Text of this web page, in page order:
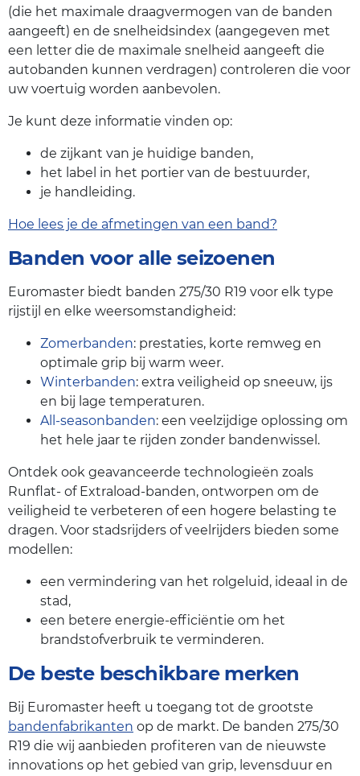
(die het maximale draagvermogen van de banden
aangeeft) en de snelheidsindex (aangegeven met
een letter die de maximale snelheid aangeeft die
autobanden kunnen verdragen) controleren die voor
uw voertuig worden aanbevolen.
Je kunt deze informatie vinden op:
de zijkant van je huidige banden,
het label in het portier van de bestuurder,
je handleiding.
Hoe lees je de afmetingen van een band?
Banden voor alle seizoenen
Euromaster biedt banden 275/30 R19 voor elk type
rijstijl en elke weersomstandigheid:
Zomerbanden: prestaties, korte remweg en
optimale grip bij warm weer.
Winterbanden: extra veiligheid op sneeuw, ijs
en bij lage temperaturen.
All-seasonbanden: een veelzijdige oplossing om
het hele jaar te rijden zonder bandenwissel.
Ontdek ook geavanceerde technologieën zoals
Runflat- of Extraload-banden, ontworpen om de
veiligheid te verbeteren of een hogere belasting te
dragen. Voor stadsrijders of veelrijders bieden some
modellen:
een vermindering van het rolgeluid, ideaal in de
stad,
een betere energie-efficiëntie om het
brandstofverbruik te verminderen.
De beste beschikbare merken
Bij Euromaster heeft u toegang tot de grootste
bandenfabrikanten op de markt. De banden 275/30
R19 die wij aanbieden profiteren van de nieuwste
innovations op het gebied van grip, levensduur en